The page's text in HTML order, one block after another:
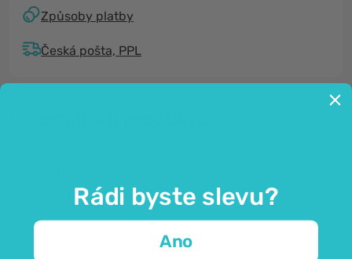
Způsoby platby
Česká pošta, PPL
Sada 50 voděodolných, prodyšných
Rádi byste slevu?
Ano